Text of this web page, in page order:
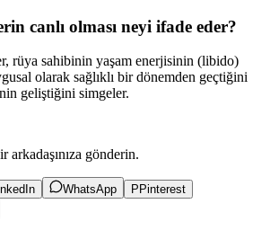
canlı olması neyi ifade eder?
rüya sahibinin yaşam enerjisinin (libido)
olarak sağlıklı bir dönemden geçtiğini
geliştiğini simgeler.
arkadaşınıza gönderin.
WhatsApp P Pinterest